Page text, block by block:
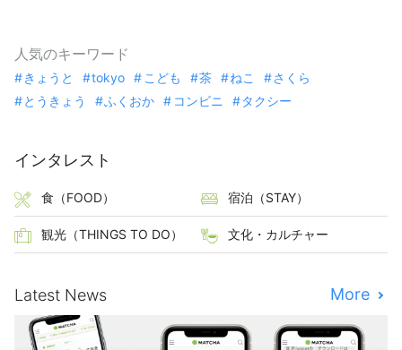
人気のキーワード
きょうと tokyo こども 茶 ねこ
さくら
とうきょう
ふくおか コンビニ タクシー
インタレスト
食（FOOD） 宿泊（STAY）
観光（THINGS TO DO） 文化・カルチャー
Latest News More